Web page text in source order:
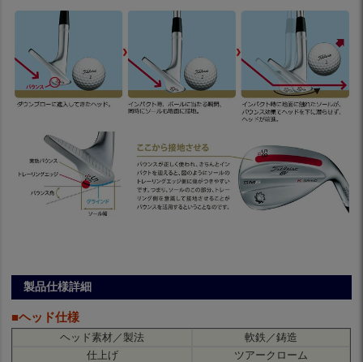
製品仕様詳細
■ヘッド仕様
ヘッド素材／製法
軟鉄／鋳造
仕上げ
ツアークローム